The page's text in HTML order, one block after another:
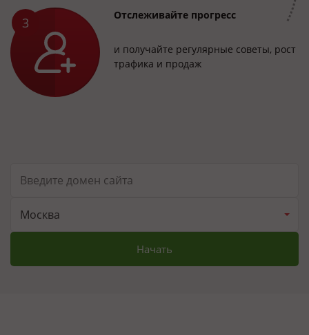
Отслеживайте прогресс
и получайте регулярные советы, рост
трафика и продаж
Москва
Начать